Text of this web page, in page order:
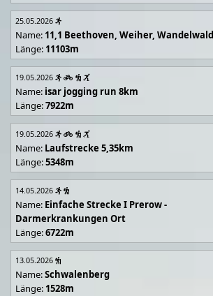
25.05.2026
Name: 11,1 Beethoven, Weiher, Wandelwald
Länge: 11103m
19.05.2026
Name: isar jogging run 8km
Länge:7922m
19.05.2026
Name: Laufstrecke 5,35km
Länge:5348m
14.05.2026
Name: Einfache Strecke I Prerow -
Darmerkrankungen Ort
Länge:6722m
13.05.2026
Name:Schwalenberg
Länge: 1528m